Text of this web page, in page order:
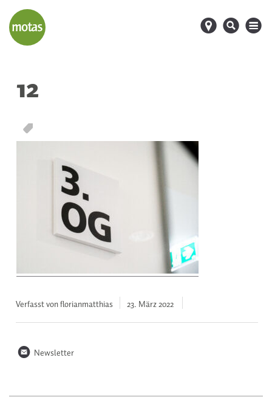
d s M
12
T
Verfasst von florianmatthias 23. März2022
n Newsletter